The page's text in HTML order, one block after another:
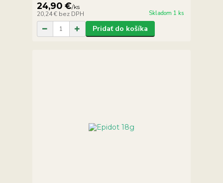
24,90 €/ks
20,24 € bez DPH Skladom 1 ks
Pridať do košíka